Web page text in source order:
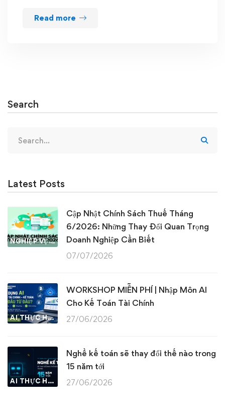
Read more
Search
for:
Latest Posts
NGHIỆP VỤ KẾ TOÁN & THUẾ
Cập Nhật Chính Sách Thuế Tháng
6/2026: Những Thay Đổi Quan Trọng
Doanh Nghiệp Cần Biết
07/07/2026
AI THỰC HÀNH
WORKSHOP MIỄN PHÍ | Nhập Môn AI
Cho Kế Toán Tài Chính
27/06/2026
AI THỰC HÀNH
Nghề kế toán sẽ thay đổi thế nào trong
15 năm tới
27/06/2026